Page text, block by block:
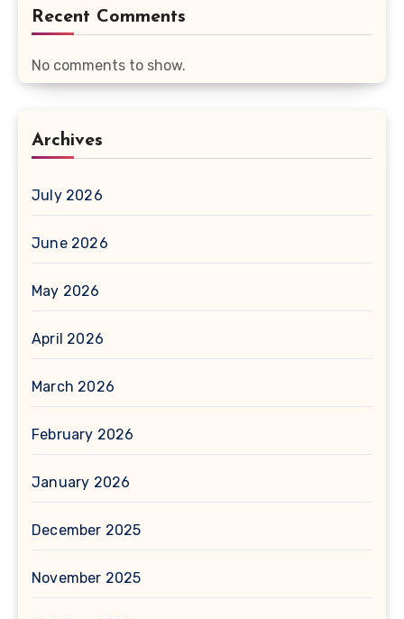
Recent Comments
No comments to show.
Archives
July 2026
June 2026
May 2026
April 2026
March 2026
February 2026
January 2026
December 2025
November 2025